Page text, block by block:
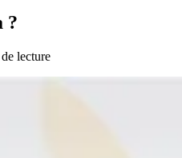
?
lecture